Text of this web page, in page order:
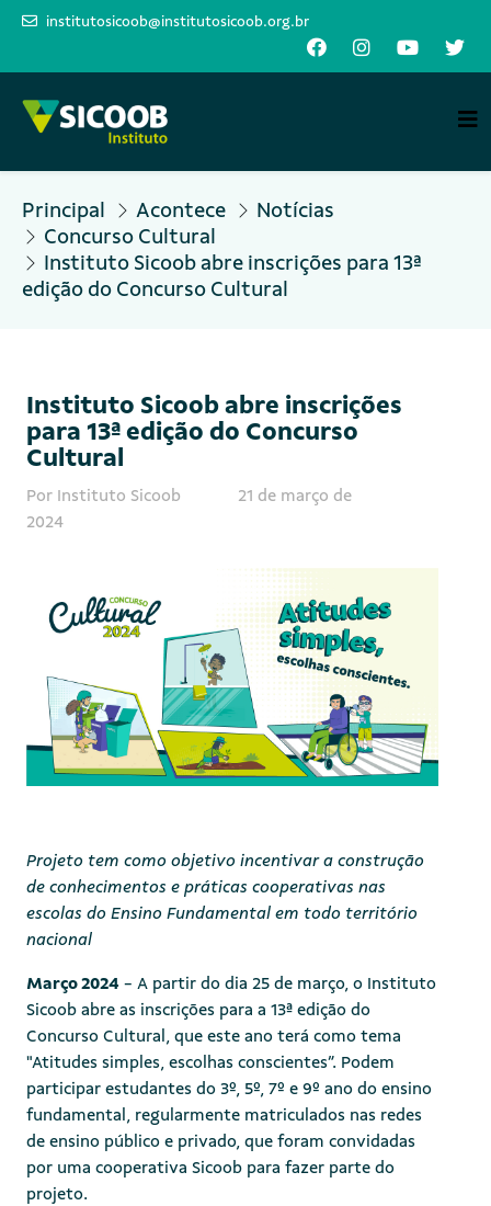
institutosicoob@institutosicoob.org.br
Principal Acontece
Notícias
Concurso Cultural
Instituto Sicoob abre inscrições para 13ª
edição do Concurso Cultural
Instituto Sicoob abre inscrições
para 13ª edição do Concurso
Cultural
Por Instituto Sicoob
21 de março de
2024
Projeto tem como objetivo incentivar a construção
de conhecimentos e práticas cooperativas nas
escolas do Ensino Fundamental em todo território
nacional
Março 2024 - A partir do dia 25 de março, o Instituto
Sicoob abre as inscrições para a 13ª edição do
Concurso Cultural, que este ano terá como tema
"Atitudes simples, escolhas conscientes”. Podem
participar estudantes do 3º, 5º, 7º e 9º ano do ensino
fundamental, regularmente matriculados nas redes
de ensino público e privado, que foram convidadas
por uma cooperativa Sicoob para fazer parte do
projeto.